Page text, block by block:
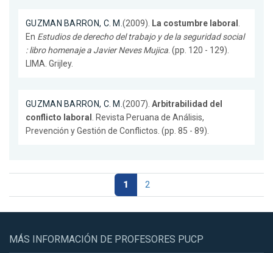
GUZMAN BARRON, C. M.(2009). La costumbre laboral .
En Estudios de derecho del trabajo y de la seguridad social
: libro homenaje a Javier Neves Mujica. (pp. 120 - 129).
LIMA. Grijley.
GUZMAN BARRON, C. M.(2007). Arbitrabilidad del
conflicto laboral . Revista Peruana de Análisis,
Prevención y Gestión de Conflictos. (pp. 85 - 89).
1 2
MÁS INFORMACIÓN DE PROFESORES PUCP